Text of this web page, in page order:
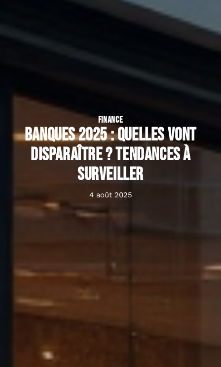
FINANCE
Banques 2025 : quelles vont
disparaître ? Tendances à
surveiller
4 août 2025